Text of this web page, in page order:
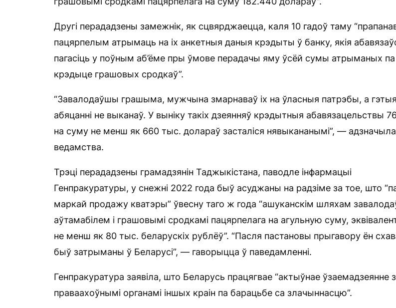
Другі перададзены замежнік, як сцвярджаецца, каля 10 гадоў таму
пацярпелым атрымаць на іх анкетныя даныя крэдыты ў банку, якія
пагасіць у поўным аб’ёме пры ўмове перадачы яму ўсёй сумы атрыманых па
крэдыце грашовых сродкаў”.
“Завалодаўшы грашыма, мужчына змарнаваў іх на ўласныя патрэбы, а гэтыя
абяцанні не выканаў. У выніку такіх дзеянняў крэдытныя абавязацельствы
на суму не менш як 660 тыс. долараў засталіся нявыкананымі”, — адзначыла
ведамства.
Трэці перададзены грамадзянін Таджыкістана, паводле інфармацыі
Генпракуратуры, у снежні 2022 года быў асуджаны на радзіме за тое, што
маркай продажу кватэры” ўвесну таго ж года “ашуканскім шляхам
аўтамабілем і грашовымі сродкамі пацярпелага на агульную суму,
не менш як 80 тыс. беларускіх рублёў”. “Пасля пастановы прыгавору ён
быў затрыманы ў Беларусі”, — гаворыцца ў паведамленні.
Генпракуратура заявіла, што Беларусь працягвае “актыўнае ўзаемадзеянне з
праваахоўнымі органамі іншых краін па барацьбе са злачыннасцю”.